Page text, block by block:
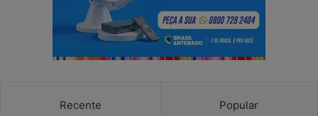
Recente Popular